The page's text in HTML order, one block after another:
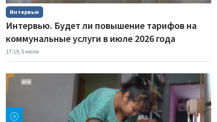
Интервью
Интервью. Будет ли повышение тарифов на
коммунальные услуги в июле 2026 года
17:19, 5 июля